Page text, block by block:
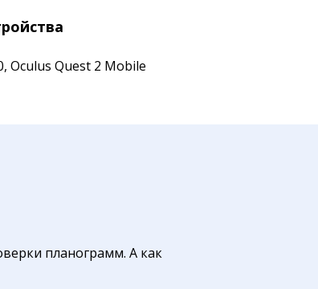
Oculus Quest 2 Mobile
планограмм. А как